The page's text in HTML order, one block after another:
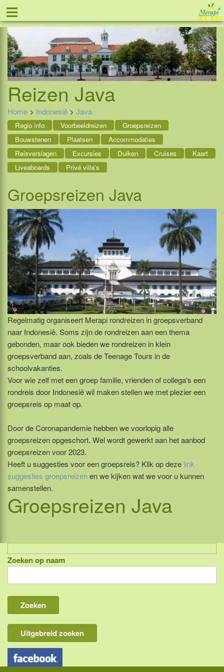
≡ Tel: 088 - 81 11 999
Reizen Java
Home > Indonesië > Java
Regio info Voorbeeldreizen
Groepsreizen
Bouwstenen
Plaatsen
Accommodaties
Reisverslagen
Excursies Duiken Cruises
Kaart
Liveaboards
Privé villa's
Groepsreizen Java
Regelmatig organiseert Merapi rondreizen in groepsverband
naar Indonesië. Soms zijn de rondreizen aan een thema
gebonden, maar ook bieden we rondreizen in klein
groepsverband aan, zoals de Teenage Tours in de
schoolvakanties.
Voor wie zelf met een groep familie, vrienden of collega's een
rondreis door Indonesië wil maken stellen we met plezier een
groepsreis op maat op.
Door de Coronapandemie hebben we voorlopig alle
groepsreizen opgeschort. Wel wordt gewerkt aan het aanbod
groepsreizen voor 2023.
Heeft u suggesties voor een groepsreis? Klik op deze link
suggesties groepsreizenen we kijken wat we voor u kunnen
samenstellen.
Groepsreizen Java
Indonesië, eilandcombinaties
Bali
Lombok
Flores & Komodo
Overige Sunda eilanden
Java
Zoeken op naam
Uitgebreid zoeken